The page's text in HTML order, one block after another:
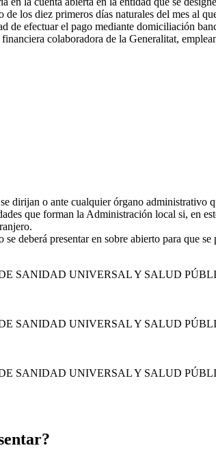
los diez primeros días naturales del mes al
efectuar el pago mediante domiciliación
colaboradora de la Generalitat,
dirijan o ante cualquier órgano
que forman la Administración local si, en
deberá presentar en sobre abierto para que
SANIDAD UNIVERSAL Y SALUD
SANIDAD UNIVERSAL Y SALUD
SANIDAD UNIVERSAL Y SALUD